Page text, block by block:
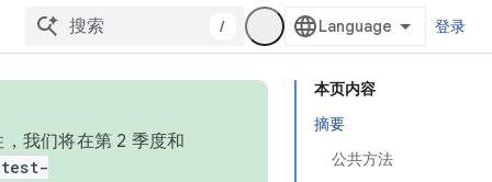
/ 登录
本页内容
摘要
公共方法
我们将在第 2 季度和